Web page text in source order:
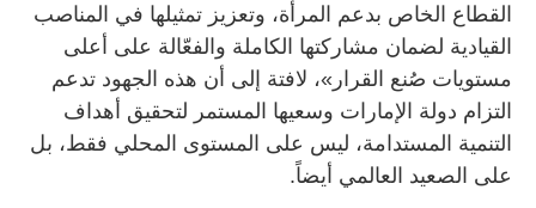
القطاع الخاص بدعم المرأة، وتعزيز تمثيلها في المناصب
القيادية لضمان مشاركتها الكاملة والفعّالة على أعلى
مستويات صُنع القرار»، لافتة إلى أن هذه الجهود تدعم
التزام دولة الإمارات وسعيها المستمر لتحقيق أهداف
التنمية المستدامة، ليس على المستوى المحلي فقط، بل
على الصعيد العالمي أيضاً.